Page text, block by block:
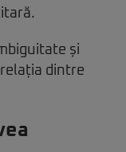
și
dintre